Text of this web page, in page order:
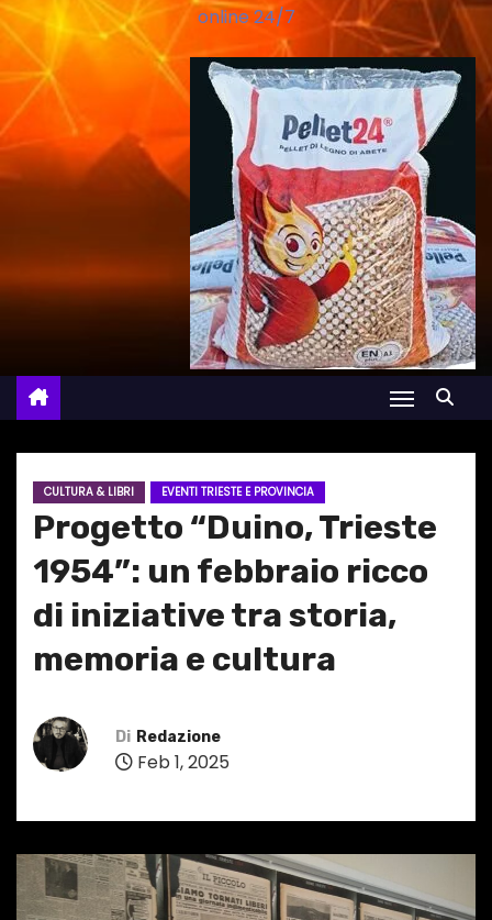
online 24/7
CULTURA & LIBRI EVENTI TRIESTE E PROVINCIA
Progetto “Duino, Trieste
1954”: un febbraio ricco
di iniziative tra storia,
memoria e cultura
Di Redazione
Feb 1, 2025